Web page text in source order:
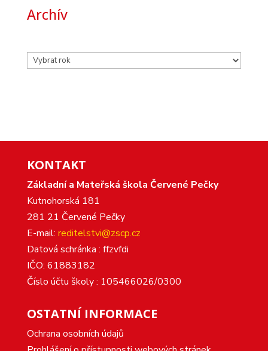
Archív
Archivy
KONTAKT
Základní a Mateřská škola Červené Pečky
Kutnohorská 181
281 21 Červené Pečky
E-mail: reditelstvi@zscp.cz
Datová schránka : ffzvfdi
IČO: 61883182
Číslo účtu školy : 105466026/0300
OSTATNÍ INFORMACE
Ochrana osobních údajů